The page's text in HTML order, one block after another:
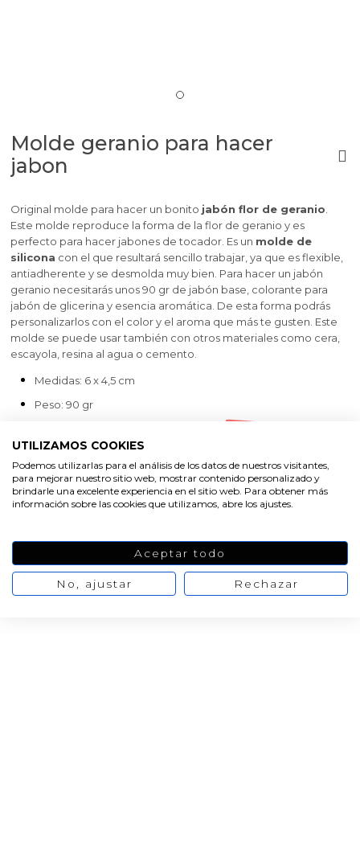
Molde geranio para hacer
jabon
Original molde para hacer un bonito jabón flor de geranio
Este molde reproduce la forma de la flor de geranio y es
perfecto para hacer jabones de tocador. Es un molde de
silicona con el que resultará sencillo trabajar, ya que es flexible,
antiadherente y se desmolda muy bien. Para hacer un jabón
geranio necesitarás unos 90 gr de jabón base, colorante para
jabón de glicerina y esencia aromática. De esta forma podrás
personalizarlos con el color y el aroma que más te gusten. Este
molde se puede usar también con otros materiales como cera,
escayola, resina al agua o cemento.
Medidas: 6 x 4,5 cm
Peso: 90 gr
13,09 €
10,47 €
opiniones de momento
AÑADIR AL CARRITO
UTILIZAMOS COOKIES
Podemos utilizarlas para el análisis de los datos de nuestros visitantes,
para mejorar nuestro sitio web, mostrar contenido personalizado y
brindarle una excelente experiencia en el sitio web. Para obtener más
información sobre las cookies que utilizamos, abre los ajustes.
Aceptar todo
No, ajustar Rechazar